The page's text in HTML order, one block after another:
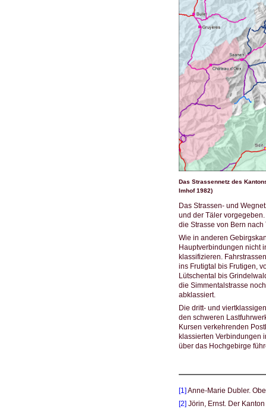
Das Strassennetz des
Imhof 1982)
Das Strassen- und
und der Täler
die Strasse von Bern
Wie in anderen
Hauptverbindungen nicht
klassifizieren.
ins Frutigtal bis Frutigen,
Lütschental bis
die Simmentalstrasse
abklassiert.
Die dritt- und
den schweren
Kursen verkehrenden
klassierten Verbindungen
über das Hochgebirge
[1] Anne-Marie Dubler.
[2] Jörin, Ernst. Der